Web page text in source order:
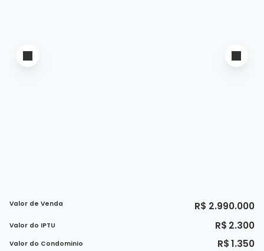
R$ 2.990.000
Valor de Venda
Valor do IPTU R$ 2.300
Valor do Condominio R$1.350